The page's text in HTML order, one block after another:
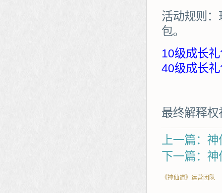
活动规则
包。
10级成长
40级成长
最终解释
上一篇：
下一篇：
《神仙道》运营团队